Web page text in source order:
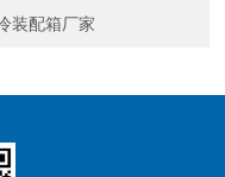
装配箱厂家